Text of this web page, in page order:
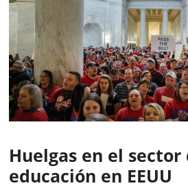
Huelgas en el sector
educación en EEUU